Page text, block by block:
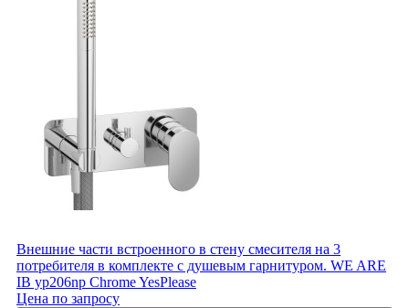
Внешние части встроенного в стену смесителя на 3
потребителя в комплекте с душевым гарнитуром. WE ARE
IB yp206np Chrome YesPlease
Цена по запросу